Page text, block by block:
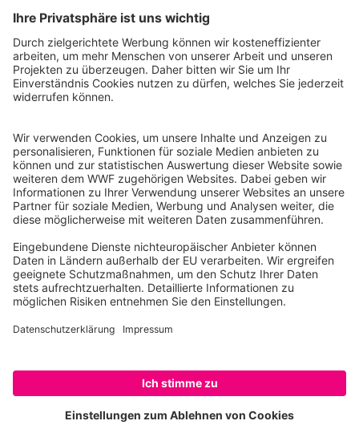
WWF Deutschland
Reinhardtstr. 18
10117 Berlin
Ihre Spende kann steuerlich geltend gemacht werden
Registriert als Stiftung WWF Deutschland, Senatsverwaltung für
Justiz Berlin, Az: 3416/976/2
Umsatzsteuer-Identifikationsnummer: DE 114236103
Freistellungsbescheid: Als gemeinnützige Körperschaft befreit
von der Körperschaftssteuer gem. §5 I 9 KStg. unter der
Steuernummer 27/641/09321